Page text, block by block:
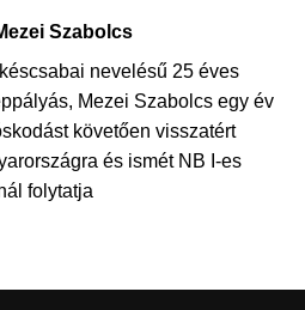
Szabolcs
nevelésű 25 éves
Mezei Szabolcs egy év
követően visszatért
és ismét NB I-es
folytatja